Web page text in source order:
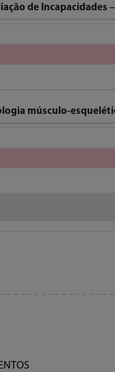
de Incapacidades
músculo-